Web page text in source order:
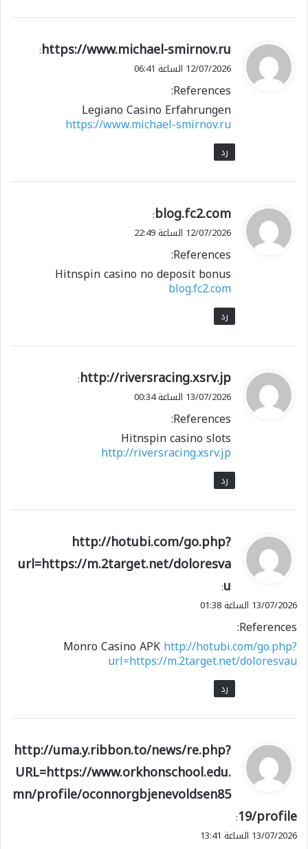
ي
ق
ل
https://www.michael-smirnov.ru
:
12/07/2026 الساعة 06:41
References:
Legiano Casino Erfahrungen
https://www.michael-smirnov.ru
رد
ي
ق
ل
blog.fc2.com
:
12/07/2026 الساعة 22:49
References:
Hitnspin casino no deposit bonus
blog.fc2.com
رد
ي
ق
ل
http://riversracing.xsrv.jp
:
13/07/2026 الساعة 00:34
References:
Hitnspin casino slots
http://riversracing.xsrv.jp
رد
ي
و
ل
http://hotubi.com/go.php?
url=https://m.2target.net/doloresva
u
:
13/07/2026 الساعة 01:38
References:
Monro Casino APKhttp://hotubi.com/go.php?
url=https://m.2target.net/doloresvau
رد
ي
و
ل
http://uma.y.ribbon.to/news/re.php?
URL=https://www.orkhonschool.edu.
mn/profile/oconnorgbjenevoldsen85
19/profile
:
13/07/2026 الساعة 13:41